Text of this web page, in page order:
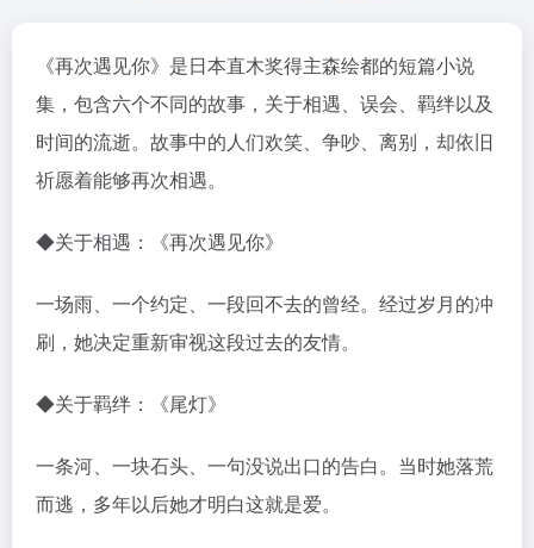
《再次遇见你》是日本直木奖得主森绘都的短篇小说
集，包含六个不同的故事，关于相遇、误会、羁绊以及
时间的流逝。故事中的人们欢笑、争吵、离别，却依旧
祈愿着能够再次相遇。
◆关于相遇：《再次遇见你》
一场雨、一个约定、一段回不去的曾经。经过岁月的冲
刷，她决定重新审视这段过去的友情。
◆关于羁绊：《尾灯》
一条河、一块石头、一句没说出口的告白。当时她落荒
而逃，多年以后她才明白这就是爱。